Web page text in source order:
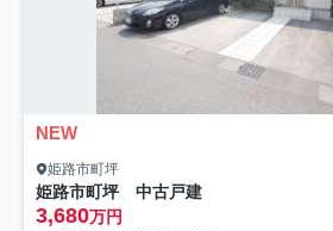
NEW
姫路市町坪
姫路市町坪 中古戸建
3,680万円